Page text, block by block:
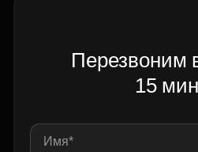
Перезвоним
15